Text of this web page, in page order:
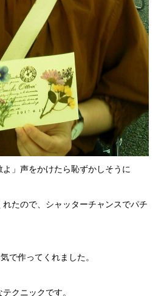
よ」声をかけたら恥ずかしそうに
たので、シャッターチャンスでパチ
で作ってくれました。
クニックです。